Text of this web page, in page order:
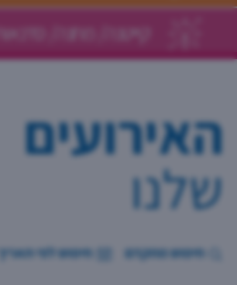
קייטנה/ מחנה/ סדנאות
האירועים
שלנו
חיפוש מתקדם חיפוש לפי תאריך